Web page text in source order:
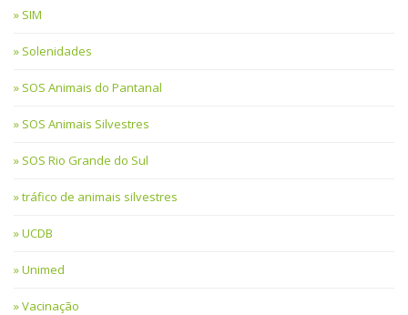
SIM
Solenidades
SOS Animais do Pantanal
SOS Animais Silvestres
SOS Rio Grande do Sul
tráfico de animais silvestres
UCDB
Unimed
Vacinação